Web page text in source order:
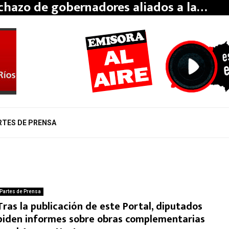
de gobernadores aliados a la…
DE PRENSA
Partes de Prensa
la publicación de este Portal, diputados
informes sobre obras complementarias